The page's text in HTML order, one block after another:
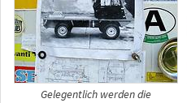
Gelegentlich werden die